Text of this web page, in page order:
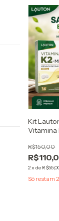
Kit
Vitamina
R$150,00
2xde
Só restam2